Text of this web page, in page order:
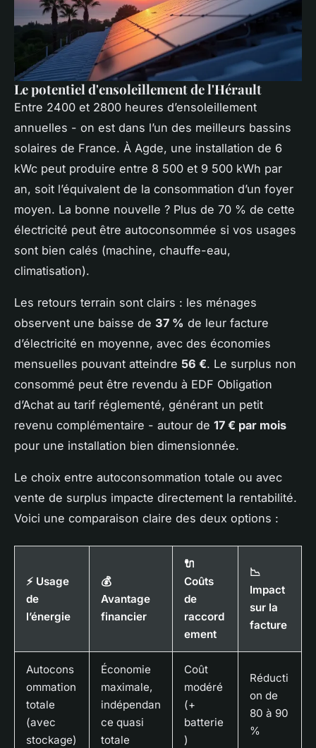
Le potentiel d'ensoleillement de l'Hérault
Entre 2400 et 2800 heures d’ensoleillement
annuelles - on est dans l’un des meilleurs bassins
solaires de France. À Agde, une installation de 6
kWc peut produire entre 8 500 et 9 500 kWh par
an, soit l’équivalent de la consommation d’un foyer
moyen. La bonne nouvelle ? Plus de 70 % de cette
électricité peut être autoconsommée si vos usages
sont bien calés (machine, chauffe-eau,
climatisation).
Les retours terrain sont clairs : les ménages
observent une baisse de 37 % de leur facture
d’électricité en moyenne, avec des économies
mensuelles pouvant atteindre 56 €. Le surplus non
consommé peut être revendu à EDF Obligation
d’Achat au tarif réglementé, générant un petit
revenu complémentaire - autour de 17 € par mois
pour une installation bien dimensionnée.
Le choix entre autoconsommation totale ou avec
vente de surplus impacte directement la rentabilité.
Voici une comparaison claire des deux options :
⚡ Usage
de
l’énergie
💰
Avantage
financier
🔌
Coûts
de
raccord
ement
📉
Impact
sur la
facture
Autocons
ommation
totale
(avec
stockage)
Économie
maximale,
indépendan
ce quasi
totale
Coût
modéré
(+
batterie
)
Réducti
on de
80 à 90
%